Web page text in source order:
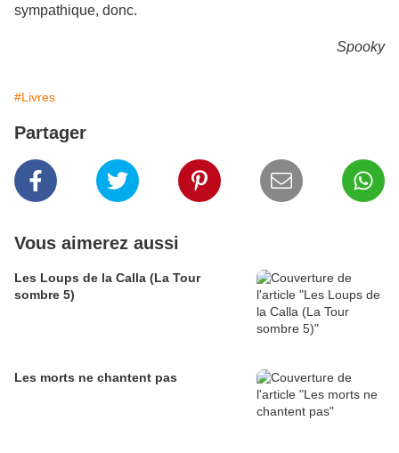
sympathique, donc.
Spooky
#Livres
Partager
Vous aimerez aussi
Les Loups de la Calla (La Tour
sombre 5)
Les morts ne chantent pas